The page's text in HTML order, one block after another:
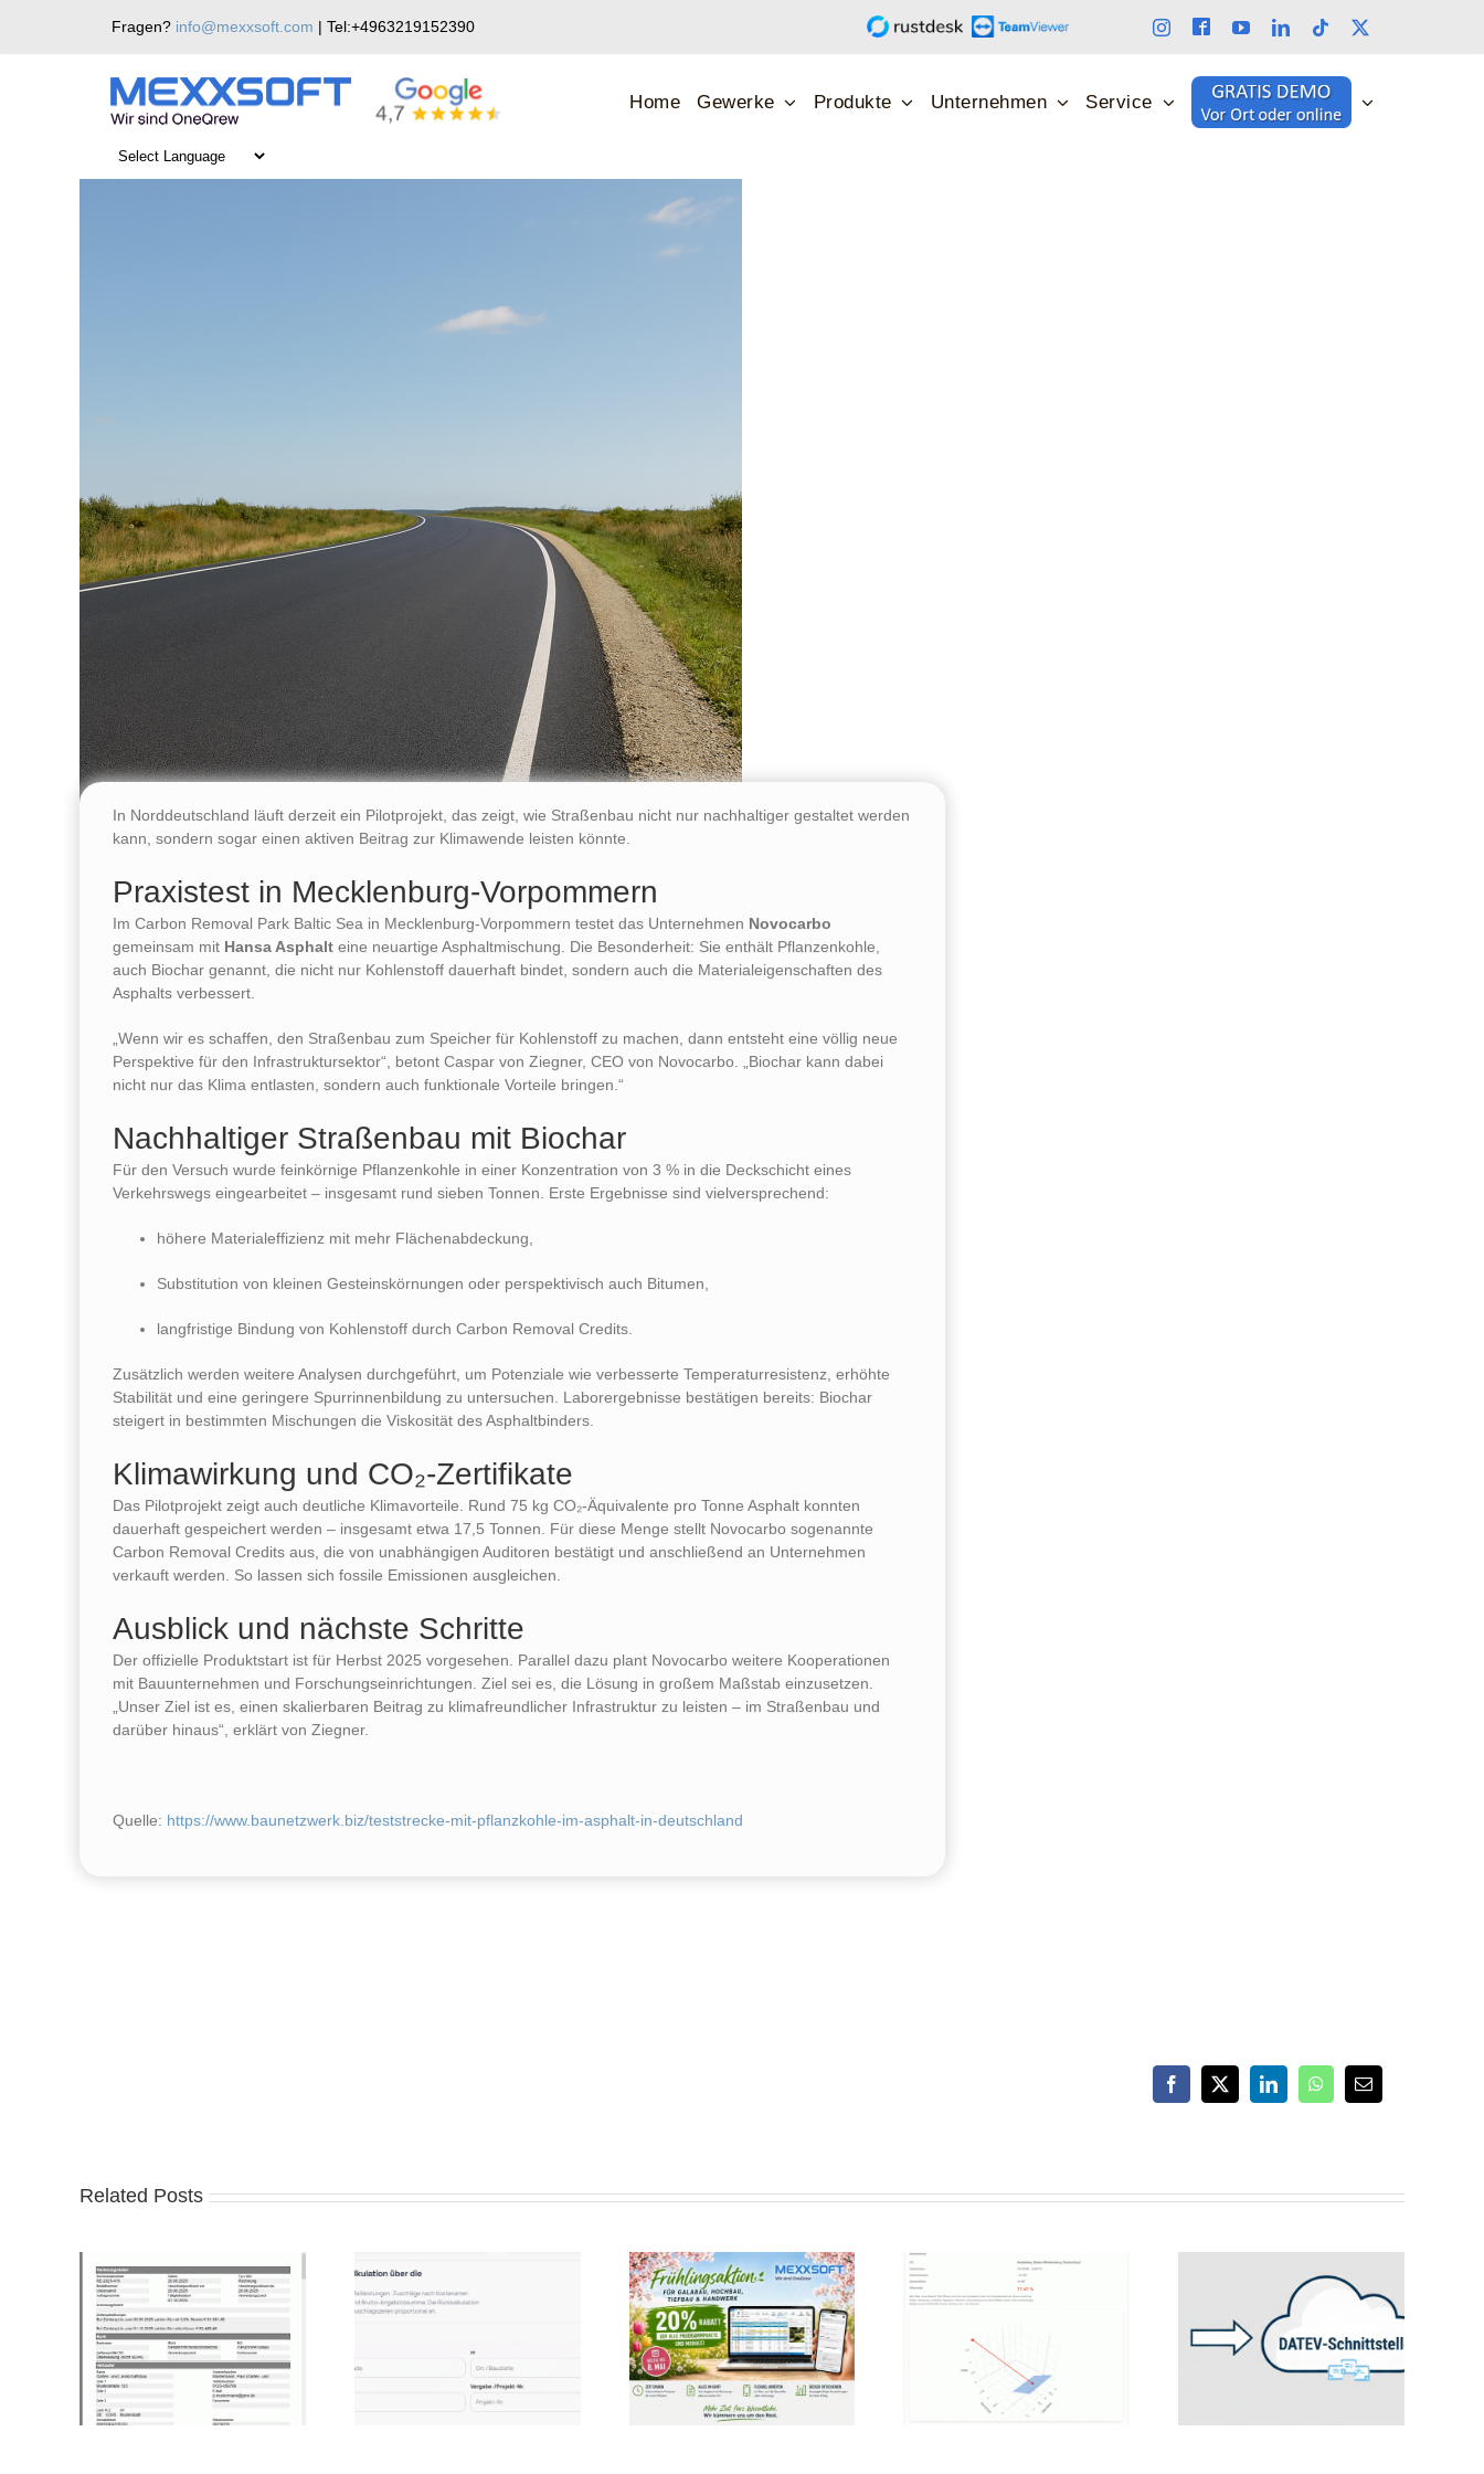
Fragen? info@mexxsoft.com | Tel:+4963219152390
Home Gewerke Produkte Unternehmen Service
Teststrecke mit Pflanzenkohle im Asphalt gestartet
In Norddeutschland läuft derzeit ein Pilotprojekt, das zeigt, wie Straßenbau nicht nur nachhaltiger gestaltet werden
kann, sondern sogar einen aktiven Beitrag zur Klimawende leisten könnte.
Praxistest in Mecklenburg-Vorpommern
Im Carbon Removal Park Baltic Sea in Mecklenburg-Vorpommern testet das Unternehmen Novocarbo
gemeinsam mit Hansa Asphalteine neuartige Asphaltmischung. Die Besonderheit: Sie enthält Pflanzenkohle,
auch Biochar genannt, die nicht nur Kohlenstoff dauerhaft bindet, sondern auch die Materialeigenschaften des
Asphalts verbessert.
„Wenn wir es schaffen, den Straßenbau zum Speicher für Kohlenstoff zu machen, dann entsteht eine völlig neue
Perspektive für den Infrastruktursektor“, betont Caspar von Ziegner, CEO von Novocarbo. „Biochar kann dabei
nicht nur das Klima entlasten, sondern auch funktionale Vorteile bringen.“
Nachhaltiger Straßenbau mit Biochar
Für den Versuch wurde feinkörnige Pflanzenkohle in einer Konzentration von 3 % in die Deckschicht eines
Verkehrswegs eingearbeitet – insgesamt rund sieben Tonnen. Erste Ergebnisse sind vielversprechend:
höhere Materialeffizienz mit mehr Flächenabdeckung,
Substitution von kleinen Gesteinskörnungen oder perspektivisch auch Bitumen,
langfristige Bindung von Kohlenstoff durch Carbon Removal Credits.
Zusätzlich werden weitere Analysen durchgeführt, um Potenziale wie verbesserte Temperaturresistenz, erhöhte
Stabilität und eine geringere Spurrinnenbildung zu untersuchen. Laborergebnisse bestätigen bereits: Biochar
steigert in bestimmten Mischungen die Viskosität des Asphaltbinders.
Klimawirkung und CO₂-Zertifikate
Das Pilotprojekt zeigt auch deutliche Klimavorteile. Rund 75 kg CO₂-Äquivalente pro Tonne Asphalt konnten
dauerhaft gespeichert werden – insgesamt etwa 17,5 Tonnen. Für diese Menge stellt Novocarbo sogenannte
Carbon Removal Credits aus, die von unabhängigen Auditoren bestätigt und anschließend an Unternehmen
verkauft werden. So lassen sich fossile Emissionen ausgleichen.
Ausblick und nächste Schritte
Der offizielle Produktstart ist für Herbst 2025 vorgesehen. Parallel dazu plant Novocarbo weitere Kooperationen
mit Bauunternehmen und Forschungseinrichtungen. Ziel sei es, die Lösung in großem Maßstab einzusetzen.
„Unser Ziel ist es, einen skalierbaren Beitrag zu klimafreundlicher Infrastruktur zu leisten – im Straßenbau und
darüber hinaus“, erklärt von Ziegner.
Quelle: https://www.baunetzwerk.biz/teststrecke-mit-pflanzkohle-im-asphalt-in-deutschland
Facebook
X LinkedInWhatsApp
Email
Related Posts